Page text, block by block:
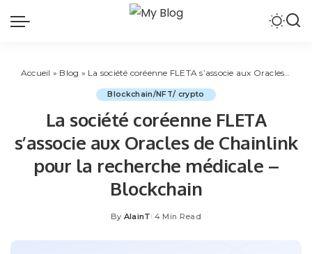
Accueil » Blog » La société coréenne FLETA s’associe aux Oracles de Chainlink pour la recherche médicale – Blockchain
Blockchain/NFT/ crypto
La société coréenne FLETA
s’associe aux Oracles de Chainlink
pour la recherche médicale –
Blockchain
Posted
By AlainT 4 Min Read